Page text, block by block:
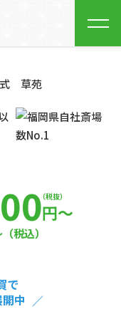
（税抜）
円〜
（税込）
で
中
・365日